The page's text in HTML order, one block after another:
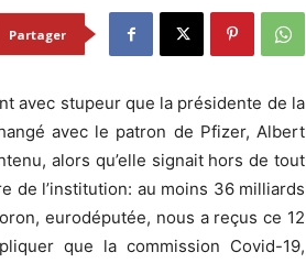
Partager
avec stupeur que la présidente de la
avec le patron de Pfizer, Albert
alors qu’elle signait hors de tout
de l’institution: au moins 36 milliards
eurodéputée, nous a reçus ce 12
que la commission Covid-19,